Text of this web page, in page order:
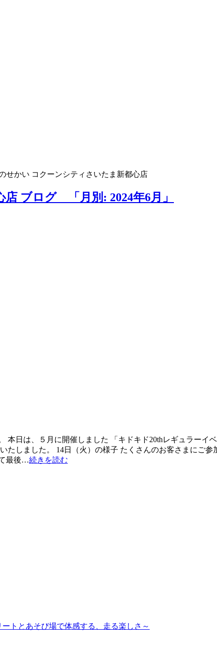
せかい コクーンシティさいたま新都心店
ブログ 「月別: 2024年6月」
本日は、５月に開催しました 「キドキド20thレギュラー
たしました。 14日（火）の様子 たくさんのお客さまにご
最後…続きを読む
トとあそび場で体感する、走る楽しさ～